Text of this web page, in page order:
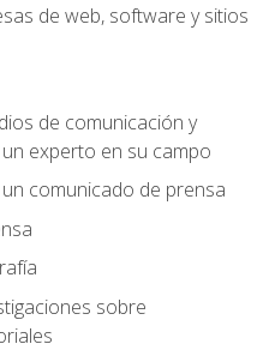
de web, software y sitios
de comunicación y
experto en su campo
comunicado de prensa
sobre